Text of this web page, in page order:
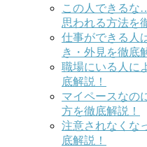
この人できるな
思われる方法を
仕事ができる人
き・外見を徹底
職場にいる人に
底解説！
マイペースなの
方を徹底解説！
注意されなくな
底解説！